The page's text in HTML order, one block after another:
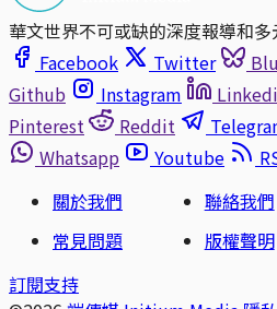
華文世界不可或缺的深度報導和
Facebook
Twitter
Github
Instagram
Pinterest
Reddit
Whatsapp
Youtube
關於我們
聯絡我們
常見問題
版權聲明
訂閱支持